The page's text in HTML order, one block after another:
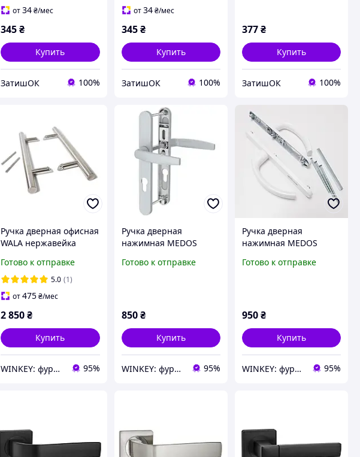
от34₴/мес
345₴
Купить
ЗатишОК 100%
от34 ₴/мес
345 ₴
Купить
ЗатишОК 100%
377₴
Купить
ЗатишОК 100%
Ручка дверная офисная
WALA нержавейка
Готово к отправке
5.0 (1)
от475₴/мес
2 850₴
Купить
WINKEY: фурнитура для окон и дверей 95%
Ручка дверная
нажимная MEDOS
Готово к отправке
850 ₴
Купить
WINKEY: фурнитура для окон и дверей 95%
Ручка дверная
нажимная MEDOS
Готово к отправке
950₴
Купить
WINKEY: фурнитура для окон и дверей 95%